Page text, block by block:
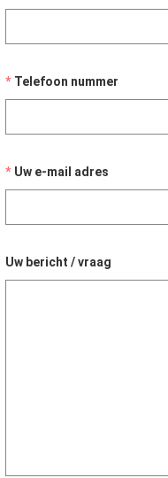
Telefoon nummer
Uw e-mail adres
Uw bericht / vraag